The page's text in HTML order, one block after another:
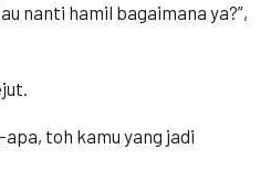
nanti hamil bagaimana ya?”,
toh kamu yang jadi